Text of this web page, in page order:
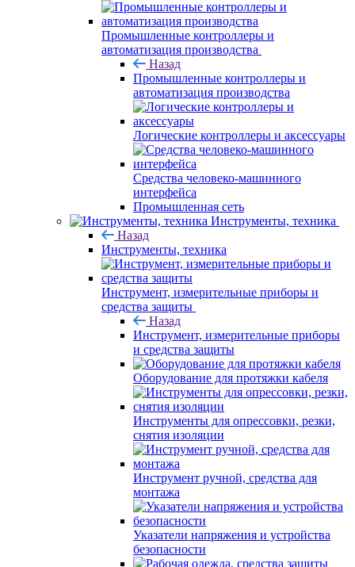
Промышленные контроллеры и
автоматизация производства
Назад
Промышленные контроллеры и
автоматизация производства
Логические контроллеры и аксессуары
Средства человеко-машинного
интерфейса
Промышленная сеть
Инструменты, техника
Назад
Инструменты, техника
Инструмент, измерительные приборы и
средства защиты
Назад
Инструмент, измерительные приборы
и средства защиты
Оборудование для протяжки кабеля
Инструменты для опрессовки, резки,
снятия изоляции
Инструмент ручной, средства для
монтажа
Указатели напряжения и устройства
безопасности